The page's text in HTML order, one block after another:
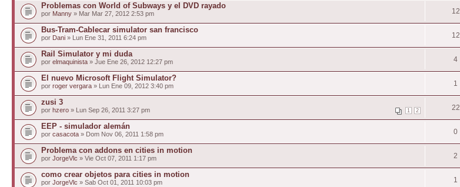
Problemas con World of Subways y el DVD rayado
por Manny » Mar Mar 27, 2012 2:53 pm 12
Bus-Tram-Cablecar simulator san francisco
por Dani » Lun Ene 31, 2011 6:24 pm 12
Rail Simulator y mi duda
por elmaquinista » Jue Ene 26, 2012 12:27 pm 4
El nuevo Microsoft Flight Simulator?
por roger vergara » Lun Ene 09, 2012 3:40 pm 1
zusi 3
1 2
por hzero » Lun Sep 26, 2011 3:27 pm 22
EEP - simulador alemán
por casacota » Dom Nov 06, 2011 1:58 pm 0
Problema con addons en cities in motion
por JorgeVlc » Vie Oct 07, 2011 1:17 pm 2
como crear objetos para cities in motion
por JorgeVlc » Sab Oct 01, 2011 10:03 pm 1